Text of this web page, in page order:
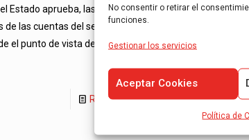
No consentir o retirar el
funciones.
Gestionar los servicios
Aceptar Cookies
Política de
Estado aprueba, las
de las cuentas del sector
el punto de vista del
Read more